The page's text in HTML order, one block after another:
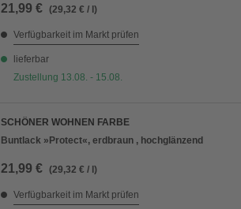
21,99 € (29,32 € / l)
Verfügbarkeit im Markt prüfen
lieferbar
Zustellung 13.08. - 15.08.
SCHÖNER WOHNEN FARBE
Buntlack »Protect«, erdbraun , hochglänzend
21,99 € (29,32 € / l)
Verfügbarkeit im Markt prüfen